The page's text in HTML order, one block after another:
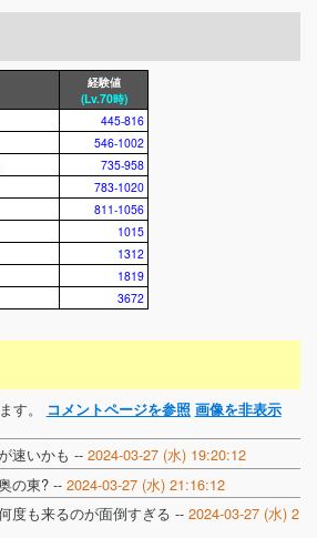
経験値
(Lv.70時)
445-816
546-1002
735-958
783-1020
811-1056
1015
1312
1819
3672
す。 コメントページを参照 画像を非表示
速いかも -- 2024-03-27 (水) 19:20:12
の東? -- 2024-03-27 (水) 21:16:12
度も来るのが面倒すぎる -- 2024-03-27 (水) 2